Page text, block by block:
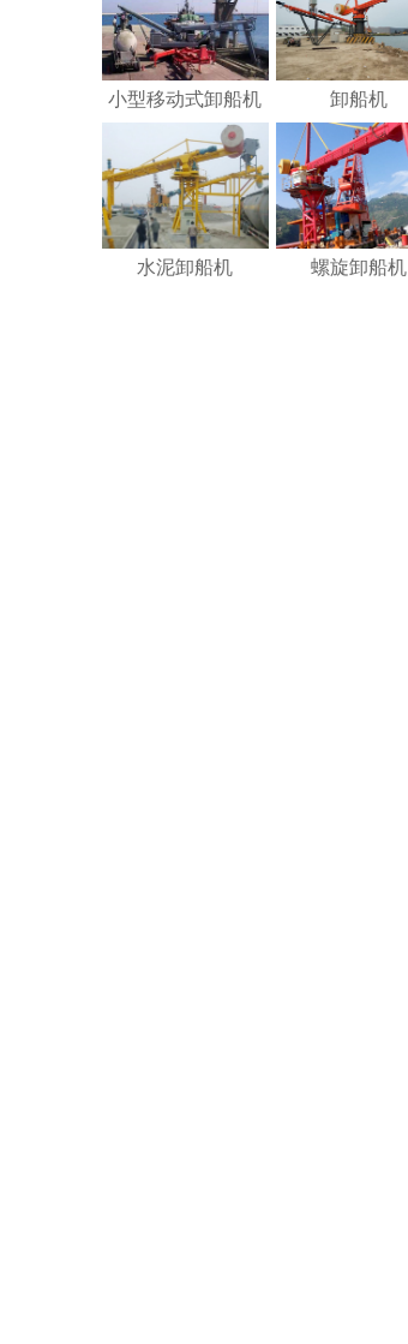
小型移动式卸船机 卸船机
水泥卸船机 螺旋卸船机